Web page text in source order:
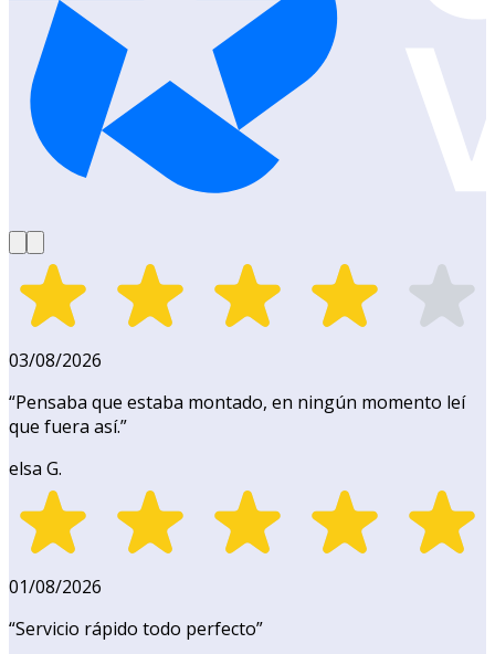
03/08/2026
“Pensaba que estaba montado, en ningún momento leí
que fuera así.”
elsa G.
01/08/2026
“Servicio rápido todo perfecto”